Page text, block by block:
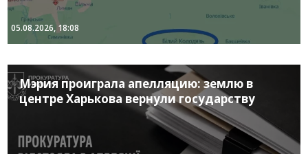
05.08.2026, 18:08
Мэрия проиграла апелляцию: землю в
центре Харькова вернули государству